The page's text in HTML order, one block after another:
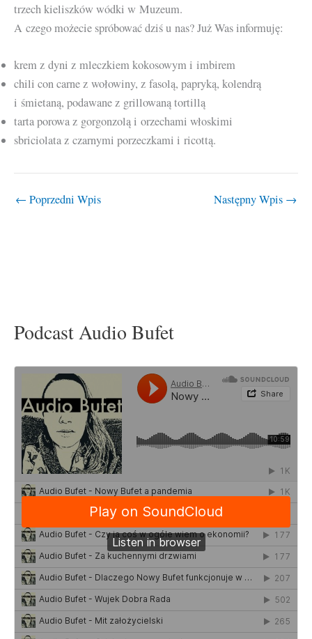
trzech kieliszków wódki w Muzeum.
A czego możecie spróbować dziś u nas? Już Was informuję:
krem z dyni z mleczkiem kokosowym i imbirem
chili con carne z wołowiny, z fasolą, papryką, kolendrą
i śmietaną, podawane z grillowaną tortillą
tarta porowa z gorgonzolą i orzechami włoskimi
sbriciolata z czarnymi porzeczkami i ricottą.
← Poprzedni Wpis Następny Wpis →
Podcast Audio Bufet